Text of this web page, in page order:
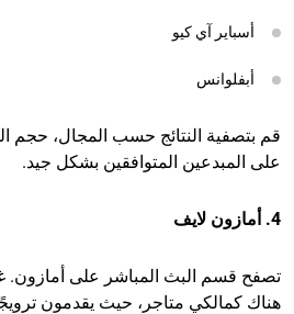
أسباير آي كيو
أبفلوانس
قم بتصفية النتائج حسب المجال، حجم
على المبدعين المتوافقين بشكل جيد.
4. أمازون لايف
تصفح قسم البث المباشر على أمازون.
هناك كمالكي متاجر، حيث يقدمون